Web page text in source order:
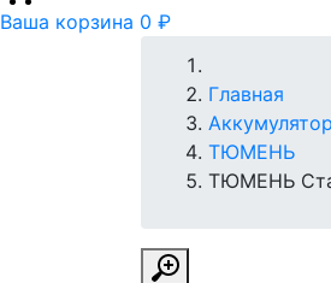
Ваша корзина 0 ₽
Главная
ТЮМЕНЬ
ТЮМЕНЬ